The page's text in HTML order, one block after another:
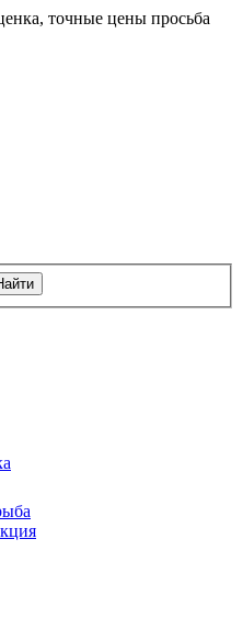
точные цены просьба